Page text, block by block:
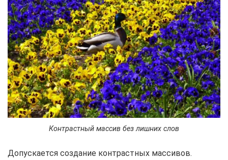
Контрастный массив без лишних слов
Допускается создание контрастных массивов.